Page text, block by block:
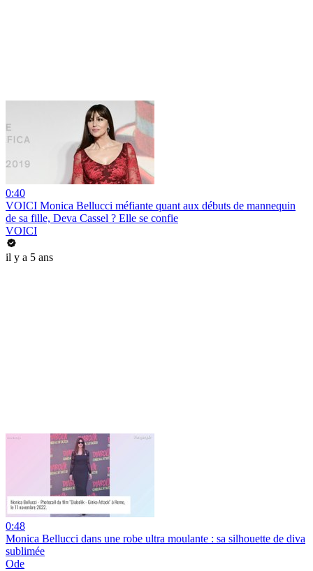
0:40
VOICI Monica Bellucci méfiante quant aux débuts de mannequin
de sa fille, Deva Cassel ? Elle se confie
VOICI
il y a 5 ans
0:48
Monica Bellucci dans une robe ultra moulante : sa silhouette de diva
sublimée
Ode